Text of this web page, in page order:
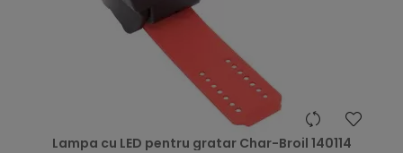
Lampa cu LED pentru gratar Char-Broil 140114